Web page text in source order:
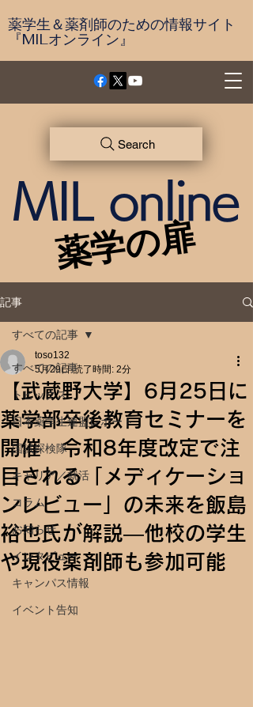
薬学生＆薬剤師のための情報サイト
『MILオンライン』
薬学の扉
薬学の扉
MIL online
Search
記事
すべての記事
トピックス
日本薬学生連盟レポート
国試探検隊
キャリア／就活
コラム
お知らせ
インタビュー
キャンパス情報
イベント告知
すべての記事
【武蔵野大学】6月25日に
薬学部卒後教育セミナーを
開催 令和8年度改定で注
目される「メディケーショ
ンレビュー」の未来を飯島
裕也氏が解説―他校の学生
や現役薬剤師も参加可能
toso132
5月29日 読了時間: 2分